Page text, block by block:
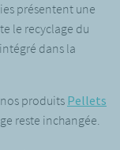
présentent une
le recyclage du
dans la
produits Pellets
reste inchangée.